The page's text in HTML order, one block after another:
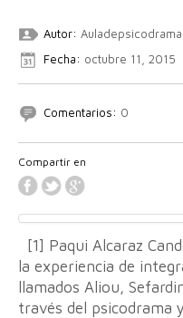
Autor: Auladepsicodrama
Fecha: octubre 11, 2015
Comentarios: 0
Compartir en
[1] Paqui Alcaraz
la experiencia de
llamados Aliou,
través del